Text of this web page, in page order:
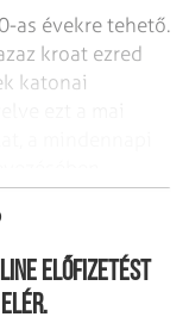
as évekre tehető.
kroat ezred
katonai
előfizetést